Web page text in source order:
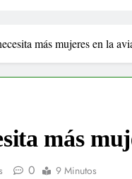
más mujeres en la
más
0 9 Minutos